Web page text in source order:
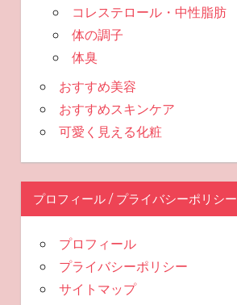
コレステロール・中性脂肪
体の調子
体臭
おすすめ美容
おすすめスキンケア
可愛く見える化粧
プロフィール / プライバシーポリシー
プロフィール
プライバシーポリシー
サイトマップ